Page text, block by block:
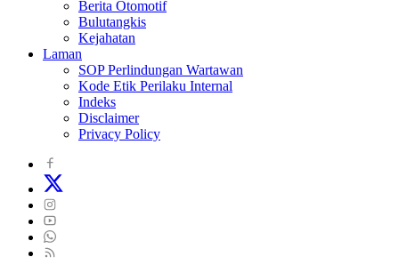
Berita Otomotif
Bulutangkis
Kejahatan
Laman
SOP Perlindungan Wartawan
Kode Etik Perilaku Internal
Indeks
Disclaimer
Privacy Policy